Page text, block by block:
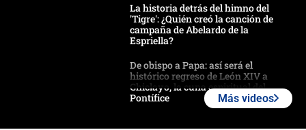
La historia detrás del himno del
'Tigre': ¿Quién creó la canción de
campaña de Abelardo de la
Espriella?
De obispo a Papa: así será el
histórico regreso de León XIV a
Chiclayo, la cuna espiritual del
Pontífice
Más videos